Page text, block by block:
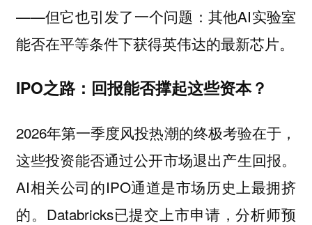
——但它也引发了一个问题：其他AI实验室
能否在平等条件下获得英伟达的最新芯片。
IPO之路：回报能否撑起这些资本？
2026年第一季度风投热潮的终极考验在于，
这些投资能否通过公开市场退出产生回报。
AI相关公司的IPO通道是市场历史上最拥挤
的。Databricks已提交上市申请，分析师预